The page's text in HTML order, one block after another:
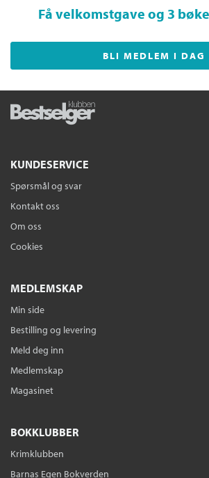
Få velkomstgave og 3
BLI MEDLEM I DAG
KUNDESERVICE
Spørsmål og svar
Kontakt oss
Om oss
Cookies
MEDLEMSKAP
Min side
Bestilling og levering
Meld deg inn
Medlemskap
Magasinet
BOKKLUBBER
Krimklubben
Barnas Egen Bokverden